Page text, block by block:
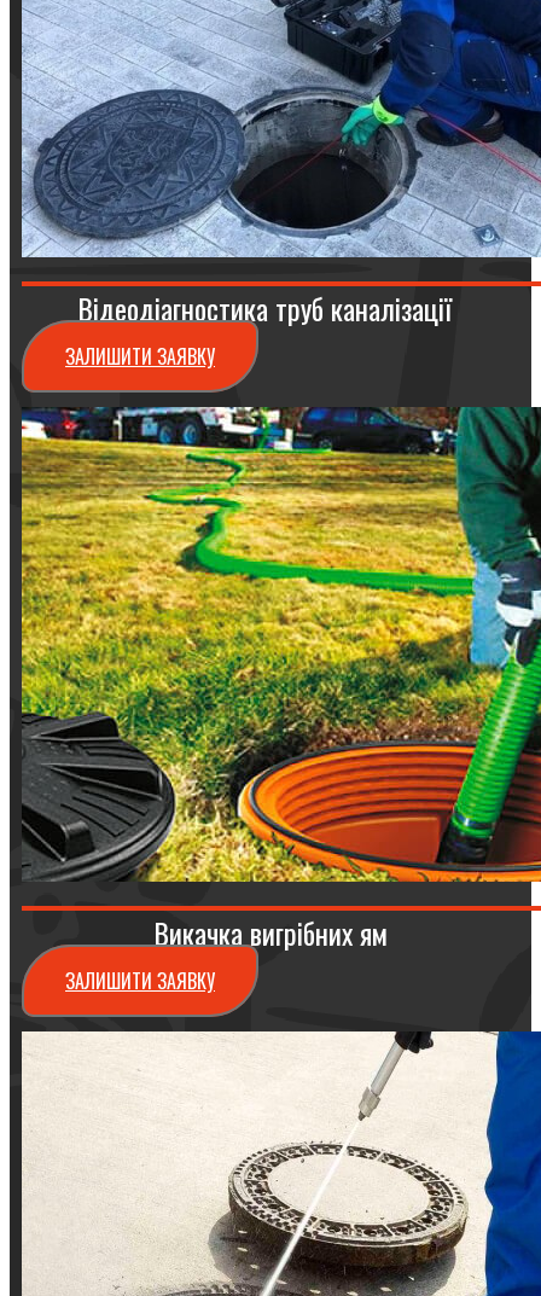
Відеодіагностика труб каналізації
ЗАЛИШИТИ ЗАЯВКУ
Викачка вигрібних ям
ЗАЛИШИТИ ЗАЯВКУ